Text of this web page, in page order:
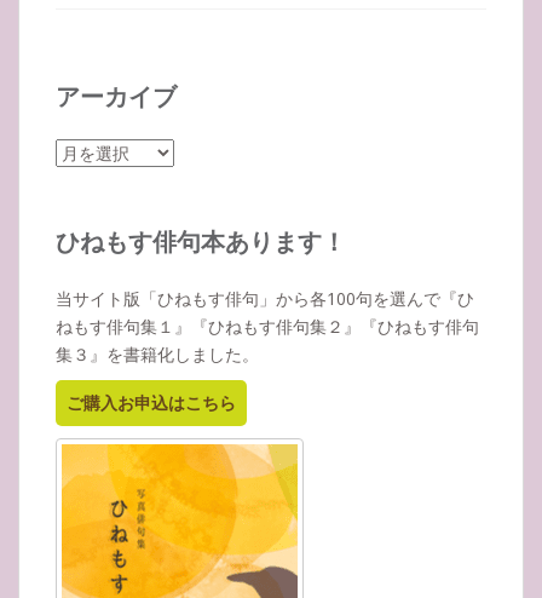
アーカイブ
ア
イ
ひねもす俳句本あります！
当サイト版「ひねもす俳句」から各100句を選んで『ひ
ねもす俳句集１』『ひねもす俳句集２』『ひねもす俳句
集３』を書籍化しました。
ご購入お申込はこちら